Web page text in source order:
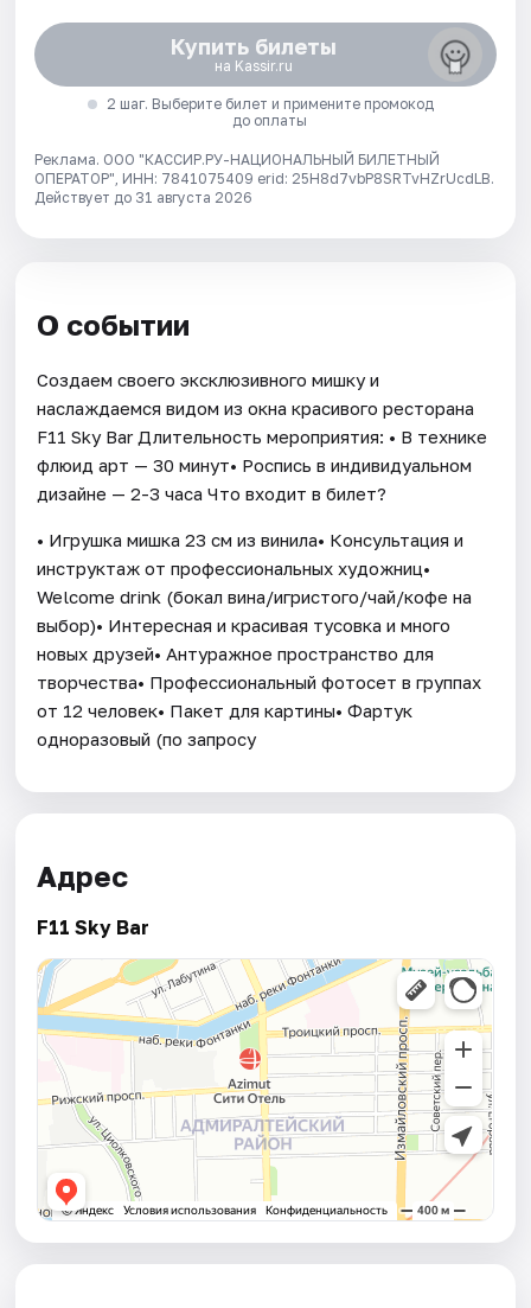
Купить билеты
на Kassir.ru
2 шаг. Выберите билет и примените промокод
до оплаты
Реклама. ООО "КАССИР.РУ-НАЦИОНАЛЬНЫЙ БИЛЕТНЫЙ
ОПЕРАТОР", ИНН: 7841075409 erid: 25H8d7vbP8SRTvHZrUcdLB.
Действует до 31 августа 2026
О событии
Создаем своего эксклюзивного мишку и
наслаждаемся видом из окна красивого ресторана
F11 Sky Bar Длительность мероприятия: • В технике
флюид арт — 30 минут• Роспись в индивидуальном
дизайне — 2-3 часа Что входит в билет?
• Игрушка мишка 23 см из винила• Консультация и
инструктаж от профессиональных художниц•
Welcome drink (бокал вина/игристого/чай/кофе на
выбор)• Интересная и красивая тусовка и много
новых друзей• Антуражное пространство для
творчества• Профессиональный фотосет в группах
от 12 человек• Пакет для картины• Фартук
одноразовый (по запросу
Адрес
F11 Sky Bar